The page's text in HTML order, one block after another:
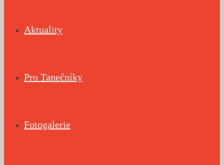
Aktuality
Pro Tanečníky
Fotogalerie